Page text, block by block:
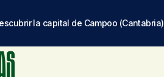
la capital de Campoo (Cantabria)